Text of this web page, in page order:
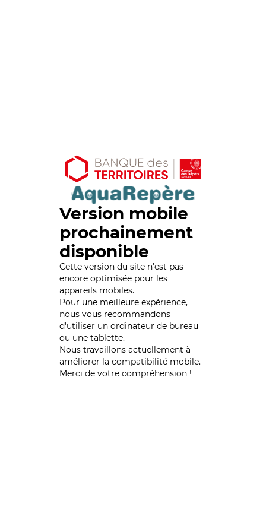
Version mobile
prochainement
disponible
Cette version du site n’est pas
encore optimisée pour les
appareils mobiles.
Pour une meilleure expérience,
nous vous recommandons
d'utiliser un ordinateur de bureau
ou une tablette.
Nous travaillons actuellement à
améliorer la compatibilité mobile.
Merci de votre compréhension !